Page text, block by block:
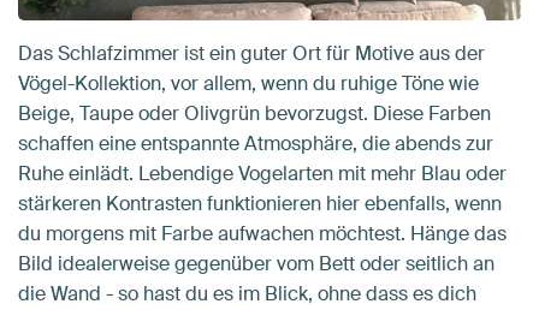
Das Schlafzimmer ist ein guter Ort für Motive aus der
Vögel-Kollektion, vor allem, wenn du ruhige Töne wie
Beige, Taupe oder Olivgrün bevorzugst. Diese Farben
schaffen eine entspannte Atmosphäre, die abends zur
Ruhe einlädt. Lebendige Vogelarten mit mehr Blau oder
stärkeren Kontrasten funktionieren hier ebenfalls, wenn
du morgens mit Farbe aufwachen möchtest. Hänge das
Bild idealerweise gegenüber vom Bett oder seitlich an
die Wand - so hast du es im Blick, ohne dass es dich